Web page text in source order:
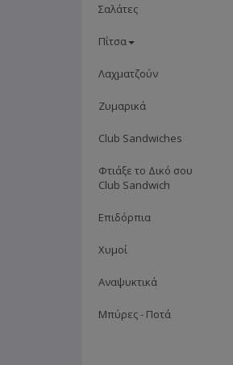
Σαλάτες
Πίτσα
Λαχματζούν
Ζυμαρικά
Club Sandwiches
Φτιάξε το Δικό σου
Club Sandwich
Επιδόρπια
Χυμοί
Αναψυκτικά
Μπύρες - Ποτά